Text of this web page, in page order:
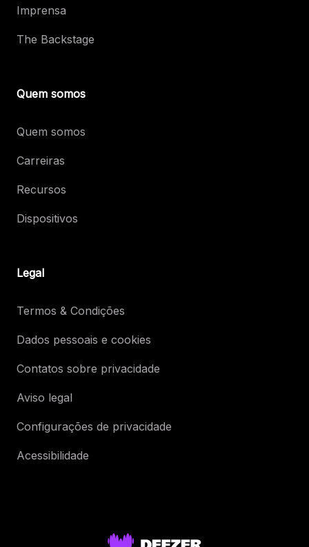
Imprensa
The Backstage
Quem somos
Quem somos
Carreiras
Recursos
Dispositivos
Legal
Termos & Condições
Dados pessoais e cookies
Contatos sobre privacidade
Aviso legal
Configurações de privacidade
Acessibilidade